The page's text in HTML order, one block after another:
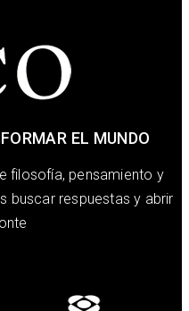
EL MUNDO
filosofía, pensamiento y
buscar respuestas y abrir